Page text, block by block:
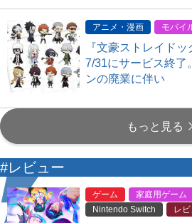
アニメ・漫画 モバイ
『文豪ストレイド
7/31にサービス終了
ンの廃業に伴い
もっと見る
#レビュー
ゲーム 家庭用ゲーム
Nintendo Switch
レ